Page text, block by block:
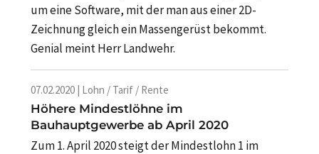
um eine Software, mit der man aus einer 2D-
Zeichnung gleich ein Massengerüst bekommt.
Genial meint Herr Landwehr.
07.02.2020 | Lohn / Tarif / Rente
Höhere Mindestlöhne im
Bauhauptgewerbe ab April 2020
Zum 1. April 2020 steigt der Mindestlohn 1 im